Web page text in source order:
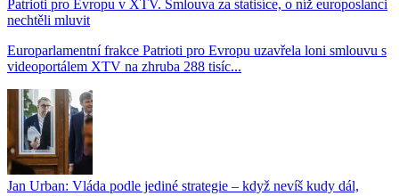
Patrioti pro Evropu v XTV. Smlouva za statisíce, o níž europoslanci
nechtěli mluvit
Europarlamentní frakce Patrioti pro Evropu uzavřela loni smlouvu s
videoportálem XTV na zhruba 288 tisíc...
Jan Urban: Vláda podle jediné strategie – když nevíš kudy dál,